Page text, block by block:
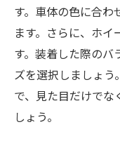
耐久性と機能
の選定基準
長持ちす
機能性の
耐久性を
す。車体の色に合わ
ます。さらに、ホ
す。装着した際のバ
ズを選択しましょう
で、見た目だけで
しょう。